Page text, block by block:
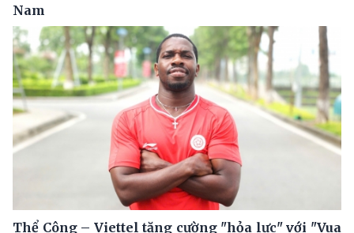
Nam
Thể Công – Viettel tăng cường "hỏa lực" với "Vua